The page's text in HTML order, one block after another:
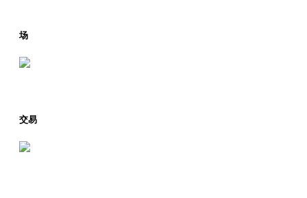
场
交易